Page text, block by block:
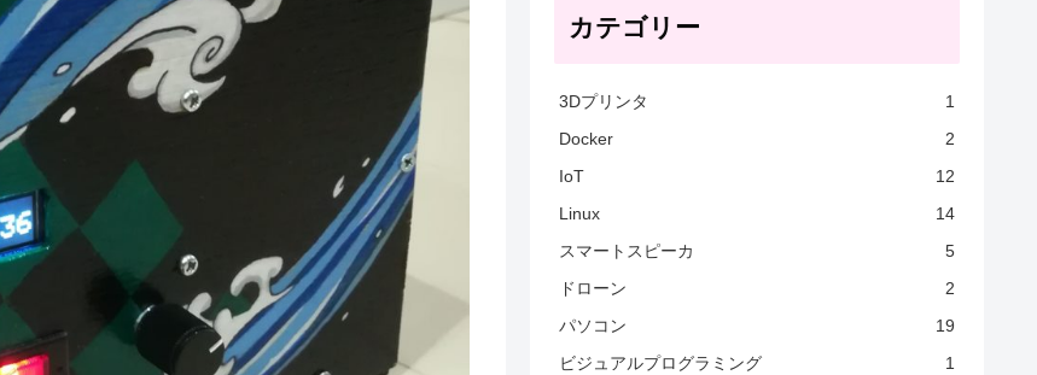
カテゴリー
3Dプリンタ
1
Docker
2
IoT
12
Linux
14
スマートスピーカ
5
ドローン
2
パソコン
19
ビジュアルプログラミング
1